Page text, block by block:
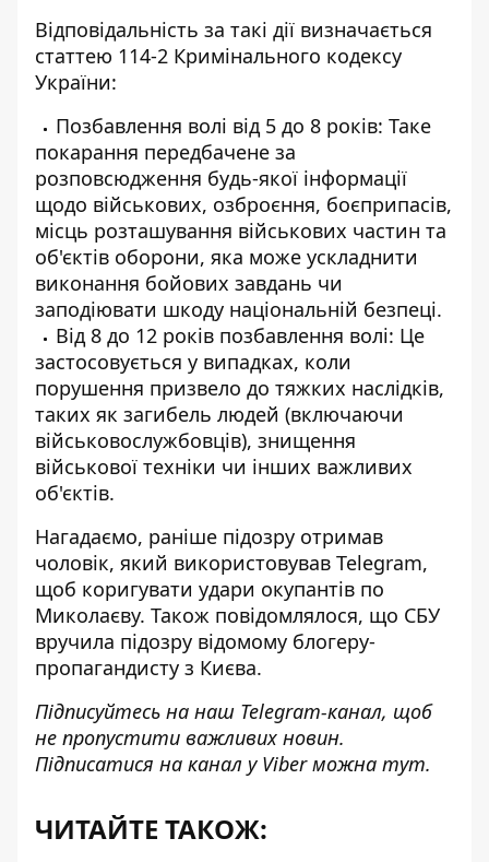
Відповідальність за такі дії визначається
статтею 114-2 Кримінального кодексу
України:
Позбавлення волі від 5 до 8 років: Таке
покарання передбачене за
розповсюдження будь-якої інформації
щодо військових, озброєння, боєприпасів,
місць розташування військових частин та
об'єктів оборони, яка може ускладнити
виконання бойових завдань чи
заподіювати шкоду національній безпеці.
Від 8 до 12 років позбавлення волі: Це
застосовується у випадках, коли
порушення призвело до тяжких наслідків,
таких як загибель людей (включаючи
військовослужбовців), знищення
військової техніки чи інших важливих
об'єктів.
Нагадаємо, раніше підозру отримав
чоловік, який використовував Telegram,
щоб коригувати удари окупантів по
Миколаєву. Також повідомлялося, що СБУ
вручила підозру відомому блогеру-
пропагандисту з Києва.
Підписуйтесь на наш Telegram-канал, щоб
не пропустити важливих новин.
Підписатися на канал у Viber можна тут.
ЧИТАЙТЕ ТАКОЖ: